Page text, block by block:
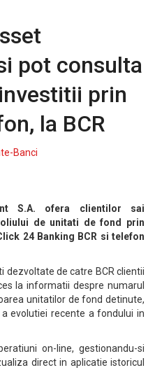
pot consulta
prin
la BCR
Banci
S.A. ofera clientilor sai
de unitati de fond prin
24 Banking BCR si telefon
dezvoltate de catre BCR clientii
la informatii despre numarul
unitatilor de fond detinute,
evolutiei recente a fondului in
on-line, gestionandu-si
direct in aplicatie istoricul